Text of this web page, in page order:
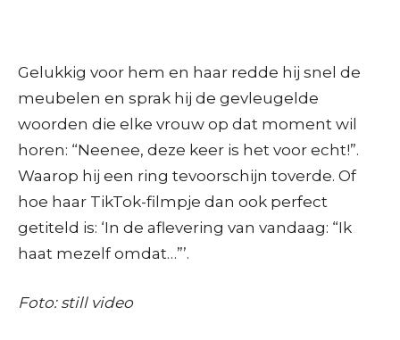
Gelukkig voor hem en haar redde hij snel de
meubelen en sprak hij de gevleugelde
woorden die elke vrouw op dat moment wil
horen: “Neenee, deze keer is het voor echt!”.
Waarop hij een ring tevoorschijn toverde. Of
hoe haar TikTok-filmpje dan ook perfect
getiteld is: ‘In de aflevering van vandaag: “Ik
haat mezelf omdat…”’.
Foto: still video